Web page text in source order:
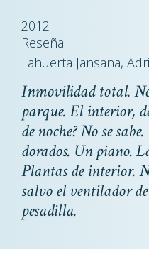
2012
Reseña
Lahuerta Jansana,
Inmovilidad total.
parque. El interior,
de noche? No se
dorados. Un piano.
Plantas de interior.
salvo el ventilador
pesadilla.